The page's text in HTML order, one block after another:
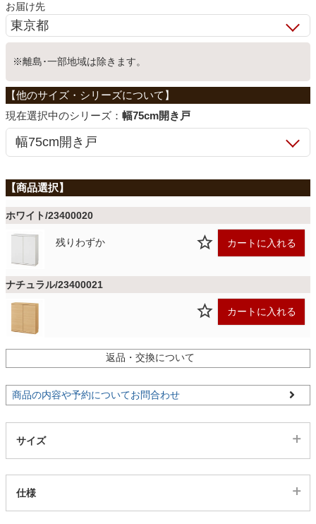
ホームオフィス
こたつ
寝具
ファブリック
収納用品
お届け先
※離島･一部地域は除きます。
シリーズ： 幅75cm開き戸
ホワイト/23400020
残りわずか カートに入れる
ナチュラル/23400021
カートに入れる
返品・交換について
商品の内容や予約についてお問合わせ
サイズ
仕様